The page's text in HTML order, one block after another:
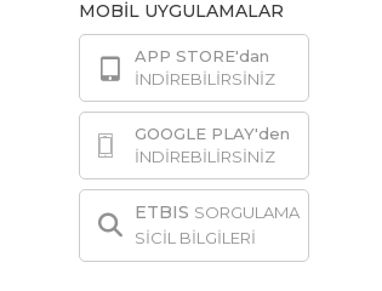
MOBİL UYGULAMALAR
APP STORE'dan
İNDİREBİLİRSİNİZ
GOOGLE PLAY'den
İNDİREBİLİRSİNİZ
ETBIS SORGULAMA
SİCİL BİLGİLERİ